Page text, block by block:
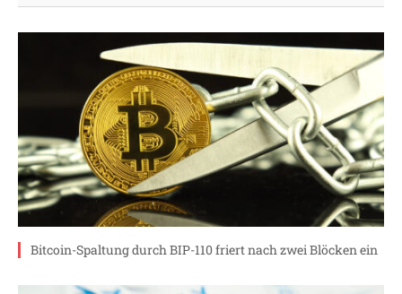
Bitcoin-Spaltung durch BIP-110 friert nach zwei Blöcken ein